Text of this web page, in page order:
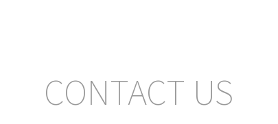
CONTACT US